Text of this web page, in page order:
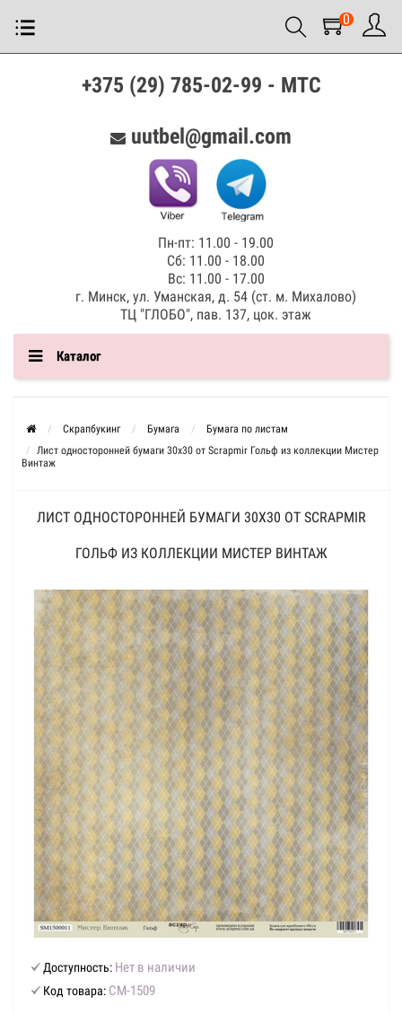
0
+375 (29) 785-02-99 - МТС
uutbel@gmail.com
Пн-пт: 11.00 - 19.00
Сб: 11.00 - 18.00
Вс: 11.00 - 17.00
г. Минск, ул. Уманская, д. 54 (ст. м. Михалово)
ТЦ "ГЛОБО", пав. 137, цок. этаж
Каталог
Скрапбукинг Бумага
Бумага по листам
Лист односторонней бумаги 30x30 от Scrapmir Гольф из коллекции Мистер
Винтаж
ЛИСТ ОДНОСТОРОННЕЙ БУМАГИ 30X30 ОТ SCRAPMIR
ГОЛЬФ ИЗ КОЛЛЕКЦИИ МИСТЕР ВИНТАЖ
Доступность: Нет в наличии
Код товара: СМ-1509